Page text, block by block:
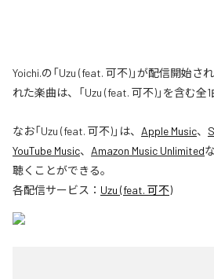
Yoichi.の「Uzu (feat. 可不)」が配信開始
れた楽曲は、「Uzu (feat. 可不)」を含む全
なお「Uzu (feat. 可不)」は、 Apple Music、
YouTube Music、 Amazon Music Unlimited
聴くことができる。
各配信サービス： Uzu (feat. 可不)